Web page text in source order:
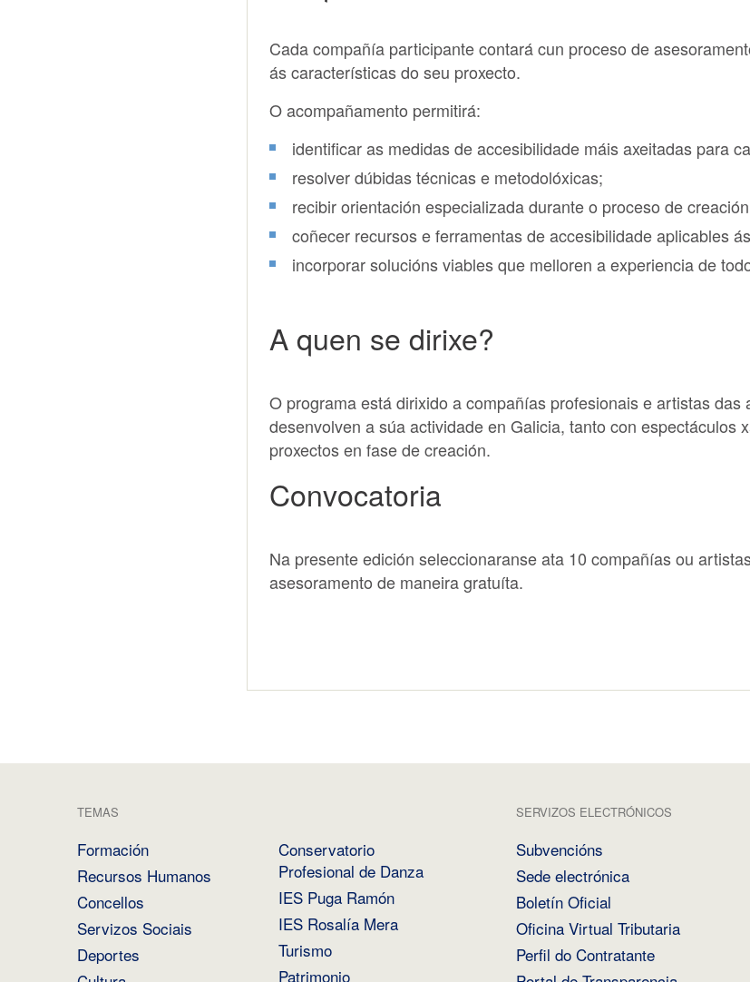
Cada compañía participante contará cun proceso de
ás características do seu proxecto.
O acompañamento permitirá:
identificar as medidas de accesibilidade máis axeitadas para
resolver dúbidas técnicas e metodolóxicas;
recibir orientación especializada durante o proceso de
coñecer recursos e ferramentas de accesibilidade aplicables
incorporar solucións viables que melloren a experiencia de
A quen se dirixe?
O programa está dirixido a compañías profesionais e artistas das
desenvolven a súa actividade en Galicia, tanto con espectáculos
proxectos en fase de creación.
Convocatoria
Na presente edición seleccionaranse ata 10 compañías ou
asesoramento de maneira gratuíta.
TEMAS
Formación
Recursos Humanos
Concellos
Servizos Sociais
Deportes
Conservatorio
Profesional de Danza
IES Puga Ramón
IES Rosalía Mera
Turismo
Patrimonio
SERVIZOS ELECTRÓNICOS
Subvencións
Sede electrónica
Boletín Oficial
Oficina Virtual Tributaria
Perfil do Contratante